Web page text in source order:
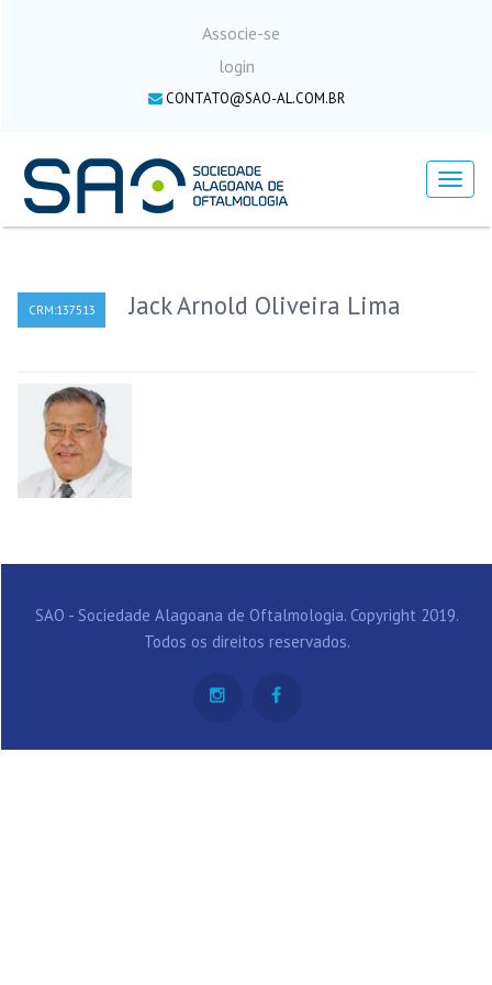
Associe-se
login
CONTATO@SAO-AL.COM.BR
Menu
CRM:137513 Jack Arnold Oliveira Lima
SAO - Sociedade Alagoana de Oftalmologia. Copyright 2019.
Todos os direitos reservados.